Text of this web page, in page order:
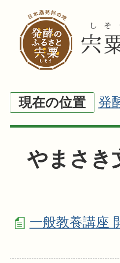
現在の位置 発
やまさき
一般教養講座